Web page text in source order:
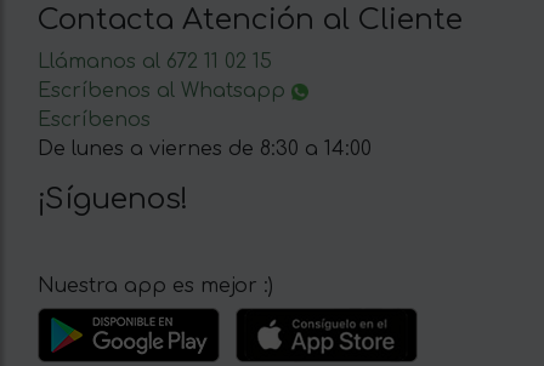
Contacta Atención al Cliente
Llámanos al 672 11 02 15
Escríbenos al Whatsapp
Escríbenos
De lunes a viernes de 8:30 a 14:00
¡Síguenos!
Nuestra app es mejor :)